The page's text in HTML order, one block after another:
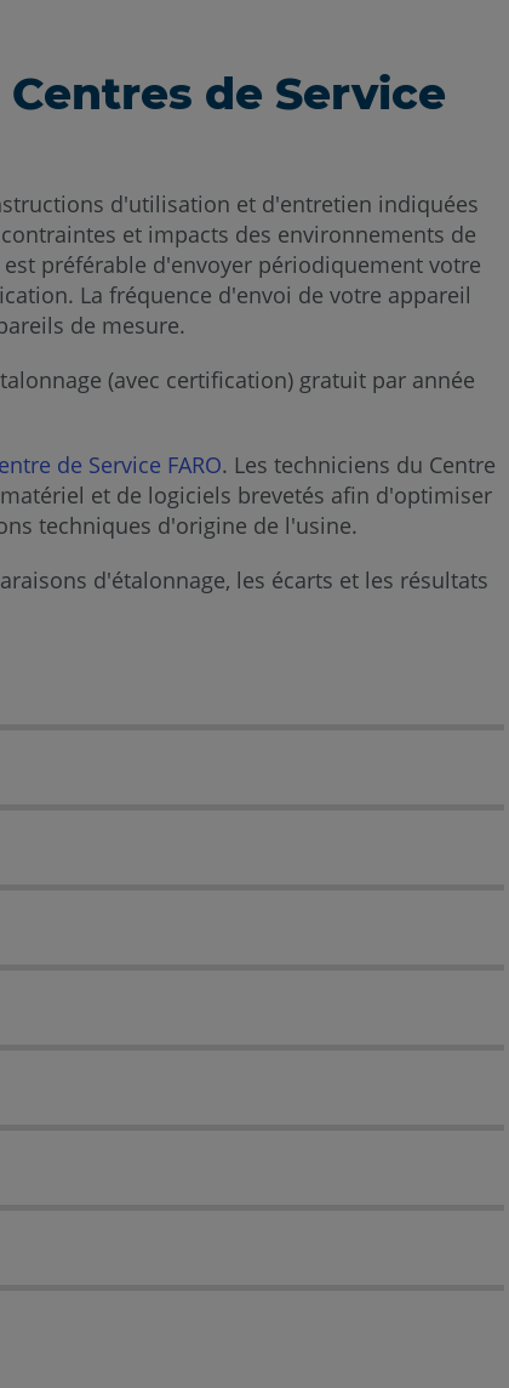
de Service
d'utilisation et d'entretien indiquées
et impacts des environnements de
préférable d'envoyer périodiquement votre
La fréquence d'envoi de votre appareil
de mesure.
(avec certification) gratuit par année
de Service FARO. Les techniciens du Centre
et de logiciels brevetés afin d'optimiser
techniques d'origine de l'usine.
d'étalonnage, les écarts et les résultats